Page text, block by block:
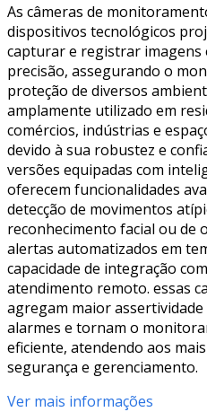
As câmeras de
dispositivos tecnológicos
capturar e registrar imagens
precisão, assegurando o
proteção de diversos
amplamente utilizado em
comércios, indústrias e
devido à sua robustez e
versões equipadas com
oferecem funcionalidades
detecção de movimentos
reconhecimento facial ou de
alertas automatizados em
capacidade de integração
atendimento remoto. essas
agregam maior
alarmes e tornam o
eficiente, atendendo aos
segurança e gerenciamento.
Ver mais informações